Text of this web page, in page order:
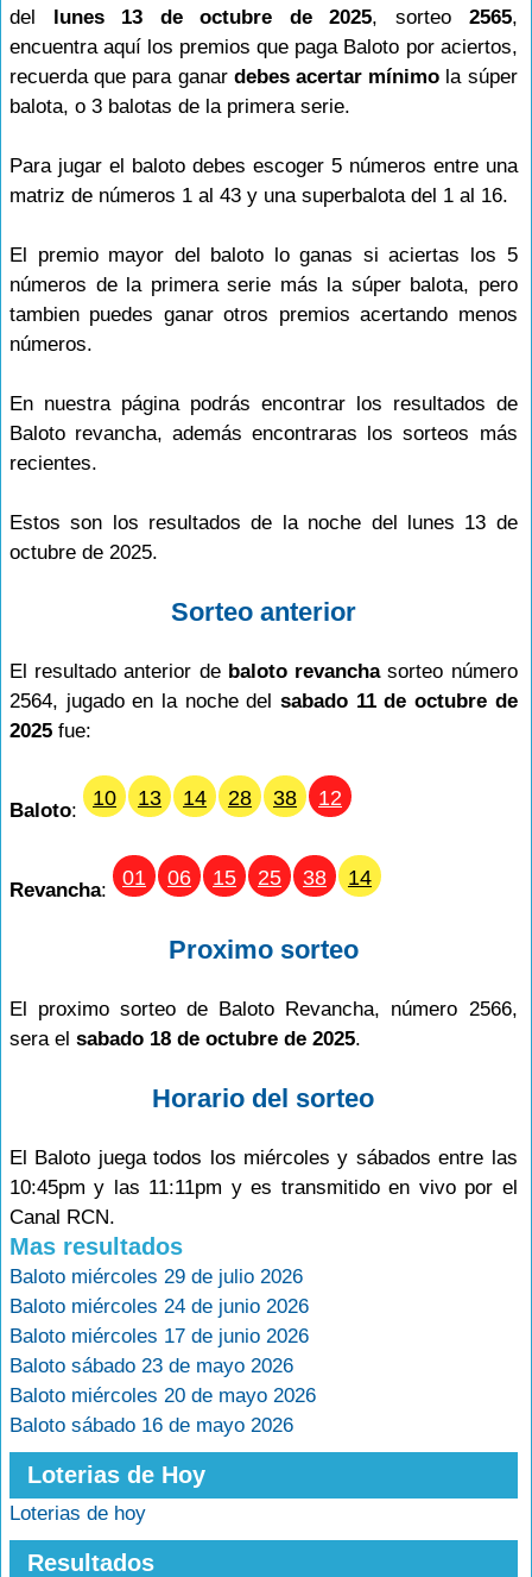
del lunes 13 de octubre de 2025, sorteo 2565,
encuentra aquí los premios que paga Baloto por aciertos,
recuerda que para ganar debes acertar mínimo la súper
balota, o 3 balotas de la primera serie.
Para jugar el baloto debes escoger 5 números entre una
matriz de números 1 al 43 y una superbalota del 1 al 16.
El premio mayor del baloto lo ganas si aciertas los 5
números de la primera serie más la súper balota, pero
tambien puedes ganar otros premios acertando menos
números.
En nuestra página podrás encontrar los resultados de
Baloto revancha, además encontraras los sorteos más
recientes.
Estos son los resultados de la noche del lunes 13 de
octubre de 2025.
Sorteo anterior
El resultado anterior de baloto revanchasorteo número
2564, jugado en la noche del sabado 11 de octubre de
2025 fue:
Baloto:
10 13 14 28 38 12
Revancha:
01 06 15 25 38 14
Proximo sorteo
El proximo sorteo de Baloto Revancha, número 2566,
sera el sabado 18 de octubre de 2025.
Horario del sorteo
El Baloto juega todos los miércoles y sábados entre las
10:45pm y las 11:11pm y es transmitido en vivo por el
Canal RCN.
Mas resultados
Baloto miércoles 29 de julio 2026
Baloto miércoles 24 de junio 2026
Baloto miércoles 17 de junio 2026
Baloto sábado 23 de mayo 2026
Baloto miércoles 20 de mayo 2026
Baloto sábado 16 de mayo 2026
Loterias de Hoy
Loterias de hoy
Resultados